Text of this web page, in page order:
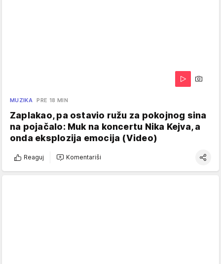
MUZIKA PRE 18 MIN
Zaplakao, pa ostavio ružu za pokojnog sina
na pojačalo: Muk na koncertu Nika Kejva, a
onda eksplozija emocija (Video)
Reaguj Komentariši